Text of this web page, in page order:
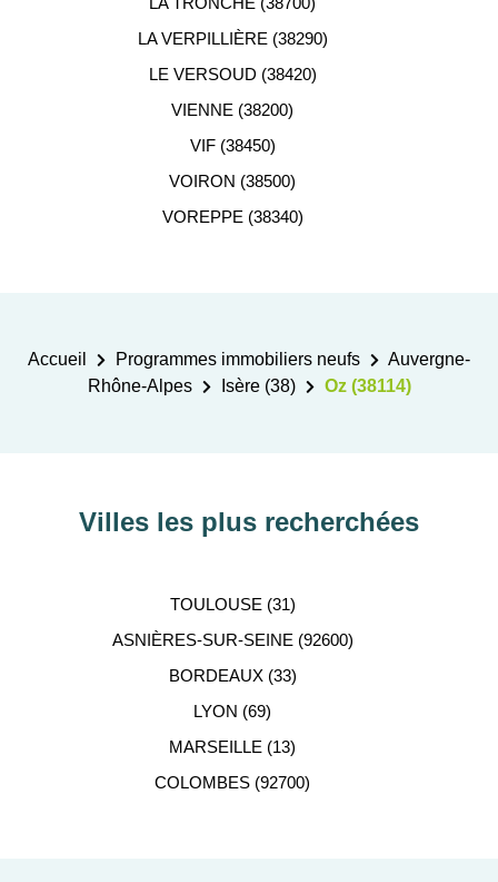
LA VERPILLIÈRE (38290)
LE VERSOUD (38420)
VIENNE (38200)
VIF (38450)
VOIRON (38500)
VOREPPE (38340)
Accueil Programmes immobiliers neufs
Auvergne-
Rhône-Alpes
Isère (38) Oz (38114)
Villes les plus recherchées
TOULOUSE (31)
ASNIÈRES-SUR-SEINE (92600)
BORDEAUX (33)
LYON (69)
MARSEILLE (13)
COLOMBES (92700)